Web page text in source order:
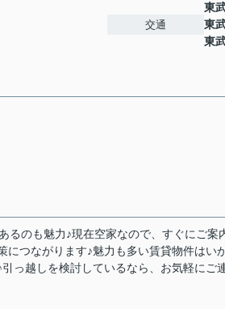
交通
東
東
東
るのも魅力♪現在空家なので、すぐにご
つながります♪魅力も多い賃貸物件はい
っ越しを検討しているなら、お気軽にご